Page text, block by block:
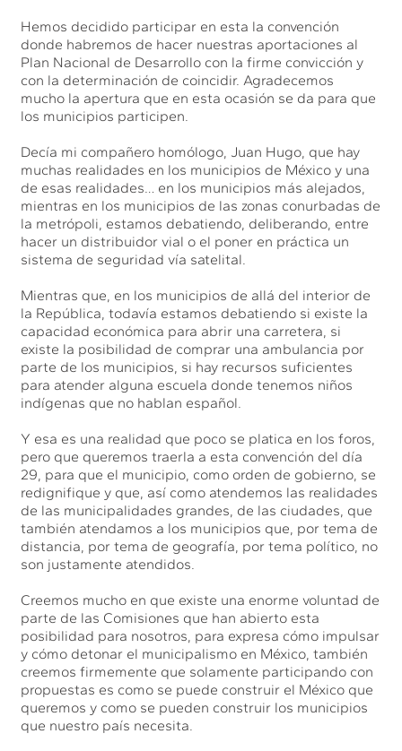
Hemos decidido participar en esta la convención
donde habremos de hacer nuestras aportaciones al
Plan Nacional de Desarrollo con la firme convicción y
con la determinación de coincidir. Agradecemos
mucho la apertura que en esta ocasión se da para que
los municipios participen.
Decía mi compañero homólogo, Juan Hugo, que hay
muchas realidades en los municipios de México y una
de esas realidades… en los municipios más alejados,
mientras en los municipios de las zonas conurbadas de
la metrópoli, estamos debatiendo, deliberando, entre
hacer un distribuidor vial o el poner en práctica un
sistema de seguridad vía satelital.
Mientras que, en los municipios de allá del interior de
la República, todavía estamos debatiendo si existe la
capacidad económica para abrir una carretera, si
existe la posibilidad de comprar una ambulancia por
parte de los municipios, si hay recursos suficientes
para atender alguna escuela donde tenemos niños
indígenas que no hablan español.
Y esa es una realidad que poco se platica en los foros,
pero que queremos traerla a esta convención del día
29, para que el municipio, como orden de gobierno, se
redignifique y que, así como atendemos las realidades
de las municipalidades grandes, de las ciudades, que
también atendamos a los municipios que, por tema de
distancia, por tema de geografía, por tema político, no
son justamente atendidos.
Creemos mucho en que existe una enorme voluntad de
parte de las Comisiones que han abierto esta
posibilidad para nosotros, para expresa cómo impulsar
y cómo detonar el municipalismo en México, también
creemos firmemente que solamente participando con
propuestas es como se puede construir el México que
queremos y como se pueden construir los municipios
que nuestro país necesita.